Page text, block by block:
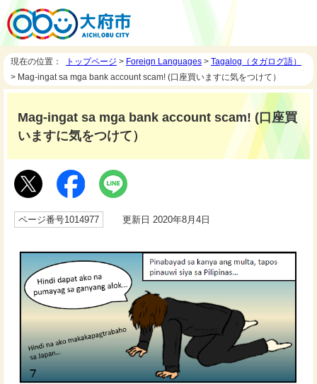
現在の位置： トップページ > Foreign Languages > Tagalog（タガログ語）
> Mag-ingat sa mga bank account scam! (口座買いますに気をつけて）
Mag-ingat sa mga bank account scam! (口座買
いますに気をつけて）
ページ番号1014977 更新日 2020年8月4日